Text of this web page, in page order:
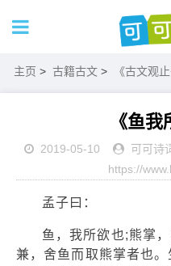
主页 > 古籍古文 > 《古文观
《鱼我
2019-05-10 可可诗
https://
孟子曰：
鱼，我所欲也;熊掌
兼，舍鱼而取熊掌者也